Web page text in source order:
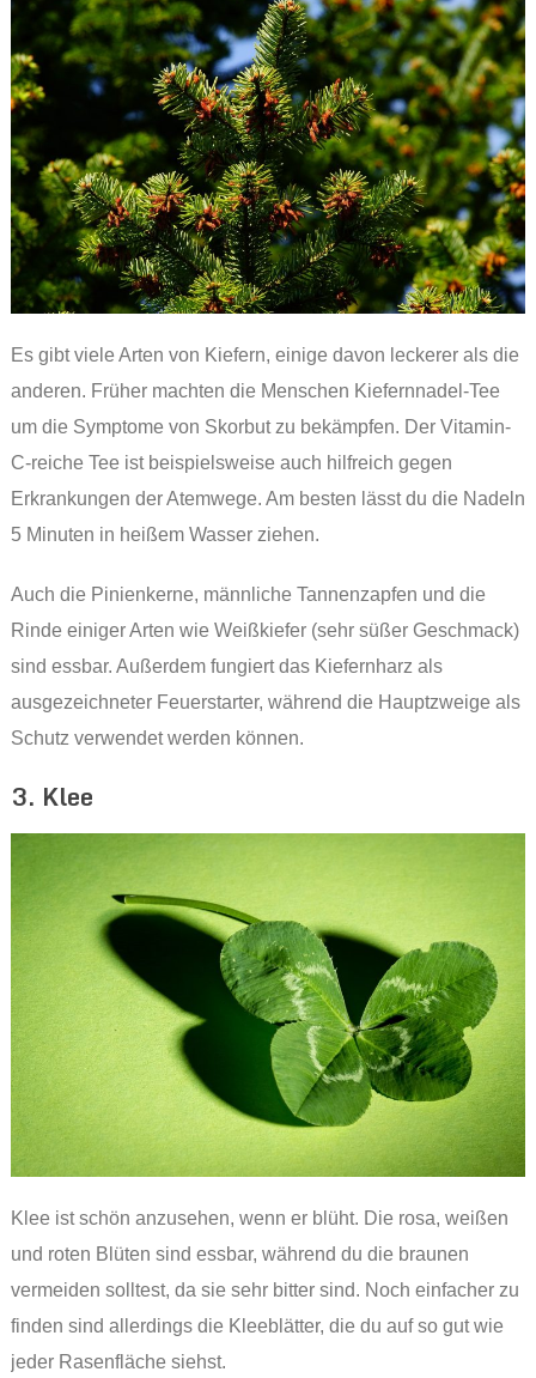
Es gibt viele Arten von Kiefern, einige davon leckerer als die
anderen. Früher machten die Menschen Kiefernnadel-Tee
um die Symptome von Skorbut zu bekämpfen. Der Vitamin-
C-reiche Tee ist beispielsweise auch hilfreich gegen
Erkrankungen der Atemwege. Am besten lässt du die Nadeln
5 Minuten in heißem Wasser ziehen.
Auch die Pinienkerne, männliche Tannenzapfen und die
Rinde einiger Arten wie Weißkiefer (sehr süßer Geschmack)
sind essbar. Außerdem fungiert das Kiefernharz als
ausgezeichneter Feuerstarter, während die Hauptzweige als
Schutz verwendet werden können.
3. Klee
Klee ist schön anzusehen, wenn er blüht. Die rosa, weißen
und roten Blüten sind essbar, während du die braunen
vermeiden solltest, da sie sehr bitter sind. Noch einfacher zu
finden sind allerdings die Kleeblätter, die du auf so gut wie
jeder Rasenfläche siehst.